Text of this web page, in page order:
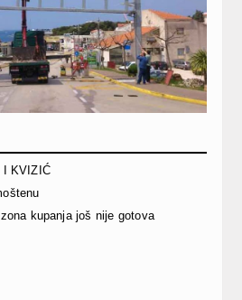
I KVIZIĆ
kupanja još nije gotova